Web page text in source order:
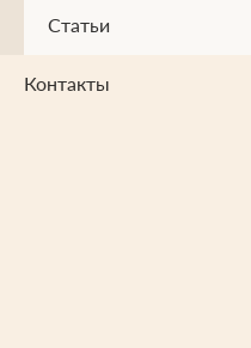
Статьи
Контакты